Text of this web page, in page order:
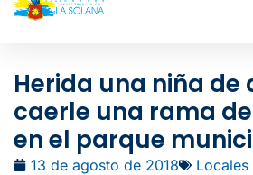
Herida una niña de
caerle una rama
en el parque
13 de agosto de 2018 Locales